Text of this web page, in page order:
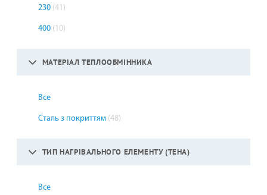
230 (41)
400 (10)
МАТЕРІАЛ ТЕПЛООБМІННИКА
Все
Сталь з покриттям (48)
ТИП НАГРІВАЛЬНОГО ЕЛЕМЕНТУ (ТЕНА)
Все